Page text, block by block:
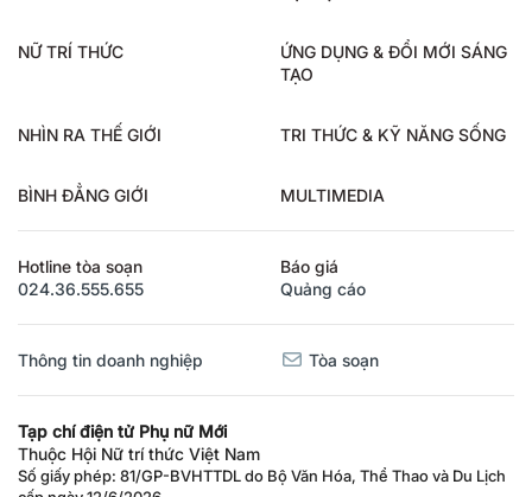
NỮ TRÍ THỨC
ỨNG DỤNG & ĐỔI MỚI SÁNG
TẠO
NHÌN RA THẾ GIỚI TRI THỨC & KỸ NĂNG SỐNG
BÌNH ĐẲNG GIỚI MULTIMEDIA
Hotline tòa soạn
024.36.555.655
Báo giá
Quảng cáo
Thông tin doanh nghiệp Tòa soạn
Tạp chí điện tử Phụ nữ Mới
Thuộc Hội Nữ trí thức Việt Nam
Số giấy phép: 81/GP-BVHTTDL do Bộ Văn Hóa, Thể Thao và Du Lịch
cấp ngày 12/6/2026.